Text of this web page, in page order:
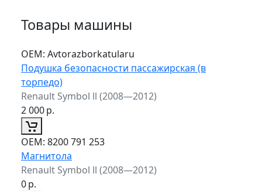
Товары машины
ОЕМ: Avtorazborkatularu
Подушка безопасности пассажирская (в
торпедо)
Renault Symbol ll (2008—2012)
2 000р.
ОЕМ: 8200 791 253
Магнитола
Renault Symbol ll (2008—2012)
0р.